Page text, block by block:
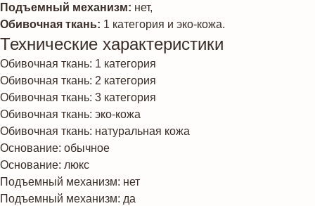
Подъемный механизм: нет,
Обивочная ткань: 1 категория и эко-кожа.
Технические характеристики
Обивочная ткань: 1 категория
Обивочная ткань: 2 категория
Обивочная ткань: 3 категория
Обивочная ткань: эко-кожа
Обивочная ткань: натуральная кожа
Основание: обычное
Основание: люкс
Подъемный механизм: нет
Подъемный механизм: да